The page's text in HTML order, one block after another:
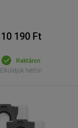
10 190 Ft
Raktáron
Elküldjük hétfőn